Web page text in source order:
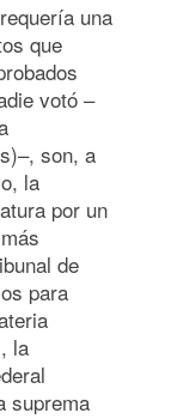
una
que
votó –
son, a
la
por un
de
para
la
suprema